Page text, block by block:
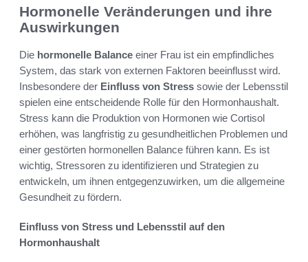
Hormonelle Veränderungen und ihre
Auswirkungen
Die hormonelle Balance einer Frau ist ein empfindliches
System, das stark von externen Faktoren beeinflusst wird.
Insbesondere der Einfluss von Stress sowie der Lebensstil
spielen eine entscheidende Rolle für den Hormonhaushalt.
Stress kann die Produktion von Hormonen wie Cortisol
erhöhen, was langfristig zu gesundheitlichen Problemen und
einer gestörten hormonellen Balance führen kann. Es ist
wichtig, Stressoren zu identifizieren und Strategien zu
entwickeln, um ihnen entgegenzuwirken, um die allgemeine
Gesundheit zu fördern.
Einfluss von Stress und Lebensstil auf den
Hormonhaushalt